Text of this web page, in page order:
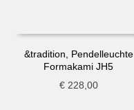
&tradition, Pendelleuchte
Formakami JH5
€228,00